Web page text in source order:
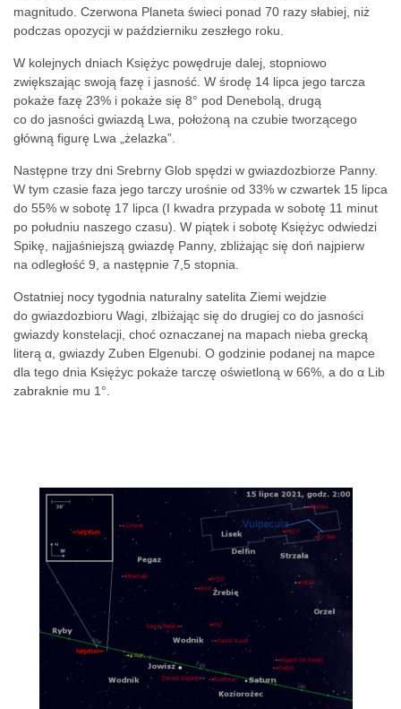
magnitudo. Czerwona Planeta świeci ponad 70 razy słabiej, niż
podczas opozycji w październiku zeszłego roku.
W kolejnych dniach Księżyc powędruje dalej, stopniowo
zwiększając swoją fazę i jasność. W środę 14 lipca jego tarcza
pokaże fazę 23% i pokaże się 8° pod Denebolą, drugą
co do jasności gwiazdą Lwa, położoną na czubie tworzącego
główną figurę Lwa „żelazka”.
Następne trzy dni Srebrny Glob spędzi w gwiazdozbiorze Panny.
W tym czasie faza jego tarczy urośnie od 33% w czwartek 15 lipca
do 55% w sobotę 17 lipca (I kwadra przypada w sobotę 11 minut
po południu naszego czasu). W piątek i sobotę Księżyc odwiedzi
Spikę, najjaśniejszą gwiazdę Panny, zbliżając się doń najpierw
na odległość 9, a następnie 7,5 stopnia.
Ostatniej nocy tygodnia naturalny satelita Ziemi wejdzie
do gwiazdozbioru Wagi, zlbiżając się do drugiej co do jasności
gwiazdy konstelacji, choć oznaczanej na mapach nieba grecką
literą α, gwiazdy Zuben Elgenubi. O godzinie podanej na mapce
dla tego dnia Księżyc pokaże tarczę oświetloną w 66%, a do α Lib
zabraknie mu 1°.